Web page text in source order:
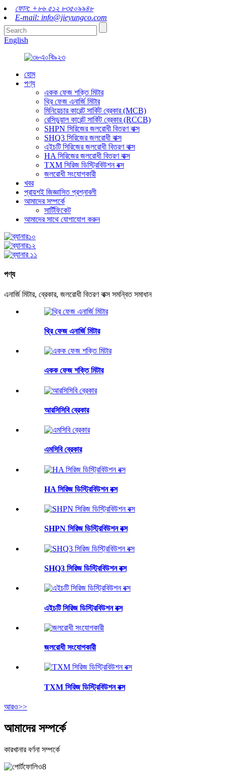
ফোন: +৮৬ ৫১২ ৮৩৫০৯৯৪৮
E-mail: info@jieyungco.com
English
হোম
পণ্য
একক ফেজ শক্তি মিটার
থ্রি ফেজ এনার্জি মিটার
মিনিয়েচার কারেন্ট সার্কিট ব্রেকার (MCB)
রেসিডুয়াল কারেন্ট সার্কিট ব্রেকার (RCCB)
SHPN সিরিজের জলরোধী বিতরণ বাক্স
SHQ3 সিরিজের জলরোধী বাক্স
এইচটি সিরিজের জলরোধী বিতরণ বাক্স
HA সিরিজের জলরোধী বিতরণ বাক্স
TXM সিরিজ ডিস্ট্রিবিউশন বক্স
জলরোধী সংযোগকারী
খবর
প্রায়শই জিজ্ঞাসিত প্রশ্নাবলী
আমাদের সম্পর্কে
সার্টিফিকেট
আমাদের সাথে যোগাযোগ করুন
পণ্য
এনার্জি মিটার, ব্রেকার, জলরোধী বিতরণ বাক্স সমন্বিত সমাধান
থ্রি ফেজ এনার্জি মিটার
একক ফেজ শক্তি মিটার
আরসিসিবি ব্রেকার
এমসিবি ব্রেকার
HA সিরিজ ডিস্ট্রিবিউশন বক্স
SHPN সিরিজ ডিস্ট্রিবিউশন বক্স
SHQ3 সিরিজ ডিস্ট্রিবিউশন বক্স
এইচটি সিরিজ ডিস্ট্রিবিউশন বক্স
জলরোধী সংযোগকারী
TXM সিরিজ ডিস্ট্রিবিউশন বক্স
আরও>>
আমাদের সম্পর্কে
কারখানার বর্ণনা সম্পর্কে